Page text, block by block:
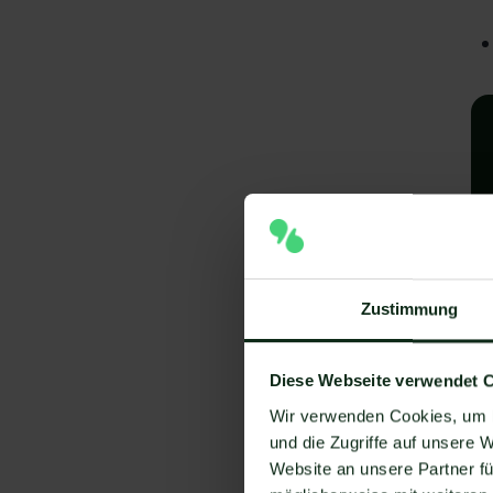
Zustimmung
Diese Webseite verwendet
Wir verwenden Cookies,
und die Zugriffe auf unsere
Website an unsere Partner